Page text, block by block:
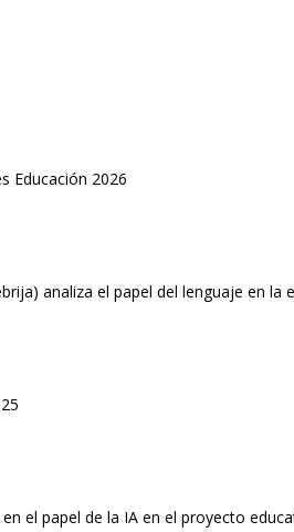
Educación 2026
analiza el papel del lenguaje en la
el papel de la IA en el proyecto